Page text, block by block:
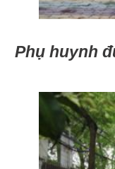
Phụ huynh